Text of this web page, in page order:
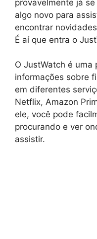
provavelmente já
algo novo para
encontrar
É aí que entra o
O JustWatch é uma
informações sobre
em diferentes
Netflix, Amazon
ele, você pode
procurando e ver
assistir.